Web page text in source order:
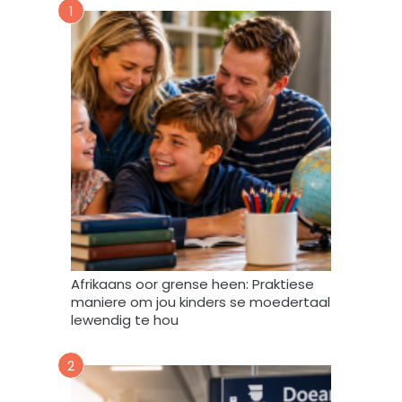
u
u
s
b
r
i
e
f
o
m
i
n
e
u
l
s
t
e
m
e
k
d
a
a
1
Afrikaans oor grense heen: Praktiese
maniere om jou kinders se moedertaal
lewendig te hou
2